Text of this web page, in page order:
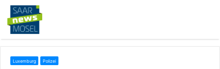
Luxemburg Polizei